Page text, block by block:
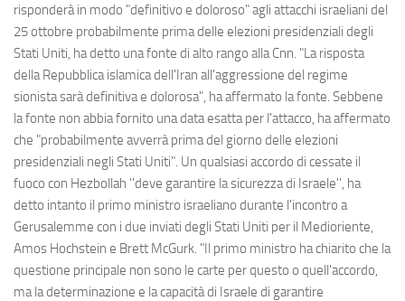
risponderà in modo "definitivo e doloroso" agli attacchi israeliani del
25 ottobre probabilmente prima delle elezioni presidenziali degli
Stati Uniti, ha detto una fonte di alto rango alla Cnn. "La risposta
della Repubblica islamica dell'Iran all'aggressione del regime
sionista sarà definitiva e dolorosa", ha affermato la fonte. Sebbene
la fonte non abbia fornito una data esatta per l'attacco, ha affermato
che "probabilmente avverrà prima del giorno delle elezioni
presidenziali negli Stati Uniti". Un qualsiasi accordo di cessate il
fuoco con Hezbollah ''deve garantire la sicurezza di Israele'', ha
detto intanto il primo ministro israeliano durante l'incontro a
Gerusalemme con i due inviati degli Stati Uniti per il Medioriente,
Amos Hochstein e Brett McGurk. "Il primo ministro ha chiarito che la
questione principale non sono le carte per questo o quell'accordo,
ma la determinazione e la capacità di Israele di garantire